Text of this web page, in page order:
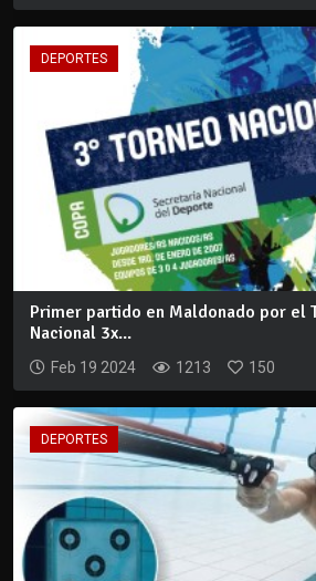
DEPORTES
Primer partido en Maldonado por el
Nacional 3x...
Feb 19 2024 1213 150
DEPORTES